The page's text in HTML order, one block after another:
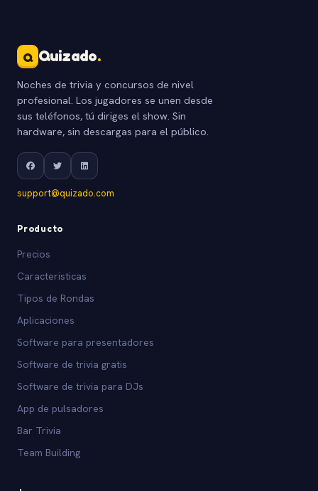
Q Quizado.
Noches de trivia y concursos de nivel
profesional. Los jugadores se unen desde
sus teléfonos, tú diriges el show. Sin
hardware, sin descargas para el público.
support@quizado.com
Producto
Precios
Caracteristicas
Tipos de Rondas
Aplicaciones
Software para presentadores
Software de trivia gratis
Software de trivia para DJs
App de pulsadores
Bar Trivia
Team Building